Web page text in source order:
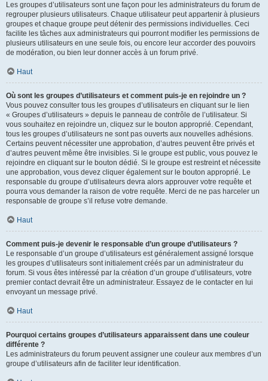
Les groupes d’utilisateurs sont une façon pour les administrateurs du forum de
regrouper plusieurs utilisateurs. Chaque utilisateur peut appartenir à plusieurs
groupes et chaque groupe peut détenir des permissions individuelles. Ceci
facilite les tâches aux administrateurs qui pourront modifier les permissions de
plusieurs utilisateurs en une seule fois, ou encore leur accorder des pouvoirs
de modération, ou bien leur donner accès à un forum privé.
Haut
Où sont les groupes d’utilisateurs et comment puis-je en rejoindre un ?
Vous pouvez consulter tous les groupes d’utilisateurs en cliquant sur le lien
« Groupes d’utilisateurs » depuis le panneau de contrôle de l’utilisateur. Si
vous souhaitez en rejoindre un, cliquez sur le bouton approprié. Cependant,
tous les groupes d’utilisateurs ne sont pas ouverts aux nouvelles adhésions.
Certains peuvent nécessiter une approbation, d’autres peuvent être privés et
d’autres peuvent même être invisibles. Si le groupe est public, vous pouvez le
rejoindre en cliquant sur le bouton dédié. Si le groupe est restreint et nécessite
une approbation, vous devez cliquer également sur le bouton approprié. Le
responsable du groupe d’utilisateurs devra alors approuver votre requête et
pourra vous demander la raison de votre requête. Merci de ne pas harceler un
responsable de groupe s’il refuse votre demande.
Haut
Comment puis-je devenir le responsable d’un groupe d’utilisateurs ?
Le responsable d’un groupe d’utilisateurs est généralement assigné lorsque
les groupes d’utilisateurs sont initialement créés par un administrateur du
forum. Si vous êtes intéressé par la création d’un groupe d’utilisateurs, votre
premier contact devrait être un administrateur. Essayez de le contacter en lui
envoyant un message privé.
Haut
Pourquoi certains groupes d’utilisateurs apparaissent dans une couleur
différente ?
Les administrateurs du forum peuvent assigner une couleur aux membres d’un
groupe d’utilisateurs afin de faciliter leur identification.